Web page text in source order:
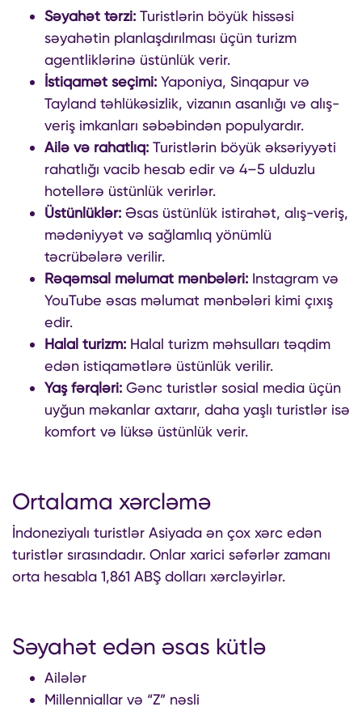
Səyahət tərzi: Turistlərin böyük hissəsi
səyahətin planlaşdırılması üçün turizm
agentliklərinə üstünlük verir.
İstiqamət seçimi: Yaponiya, Sinqapur və
Tayland təhlükəsizlik, vizanın asanlığı və alış-
veriş imkanları səbəbindən populyardır.
Ailə və rahatlıq: Turistlərin böyük əksəriyyəti
rahatlığı vacib hesab edir və 4–5 ulduzlu
hotellərə üstünlük verirlər.
Üstünlüklər: Əsas üstünlük istirahət, alış-veriş,
mədəniyyət və sağlamlıq yönümlü
təcrübələrə verilir.
Rəqəmsal məlumat mənbələri: Instagram və
YouTube əsas məlumat mənbələri kimi çıxış
edir.
Halal turizm: Halal turizm məhsulları təqdim
edən istiqamətlərə üstünlük verilir.
Yaş fərqləri: Gənc turistlər sosial media üçün
uyğun məkanlar axtarır, daha yaşlı turistlər isə
komfort və lüksə üstünlük verir.
Ortalama xərcləmə
İndoneziyalı turistlər Asiyada ən çox xərc edən
turistlər sırasındadır. Onlar xarici səfərlər zamanı
orta hesabla 1,861 ABŞ dolları xərcləyirlər.
Səyahət edən əsas kütlə
Ailələr
Millenniallar və “Z” nəsli